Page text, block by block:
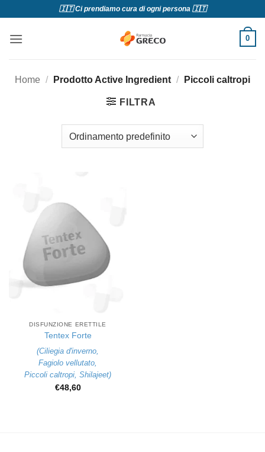
contenuti
🇮🇹 Ci prendiamo cura di ogni persona 🇮🇹
0
Home / Prodotto Active Ingredient / Piccoli caltropi
FILTRA
DISFUNZIONE ERETTILE
Tentex Forte
(Ciliegia d'inverno,
Fagiolo vellutato,
Piccoli caltropi, Shilajeet)
€48,60